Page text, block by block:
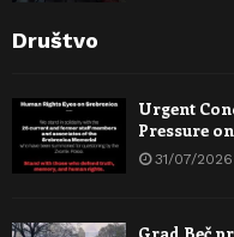
Društvo
Urgent
Pressure
31/07/2026